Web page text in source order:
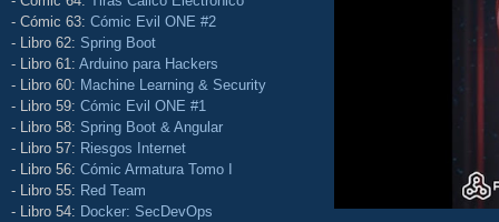
- Cómic 63: Cómic Evil ONE #2
- Libro 62: Spring Boot
- Libro 61: Arduino para Hackers
- Libro 60: Machine Learning & Security
- Libro 59: Cómic Evil ONE #1
- Libro 58: Spring Boot & Angular
- Libro 57: Riesgos Internet
- Libro 56: Cómic Armatura Tomo I
- Libro 55: Red Team
- Libro 54: Docker: SecDevOps